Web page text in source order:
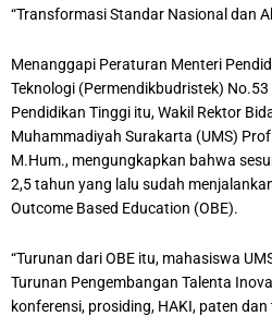
“Transformasi Standar Nasional dan
Menanggapi Peraturan Menteri
Teknologi (Permendikbudristek)
Pendidikan Tinggi itu, Wakil Rektor
Muhammadiyah Surakarta (UMS)
M.Hum., mengungkapkan bahwa
2,5 tahun yang lalu sudah
Outcome Based Education (OBE).
“Turunan dari OBE itu, mahasiswa
Turunan Pengembangan Talenta
konferensi, prosiding, HAKI, paten